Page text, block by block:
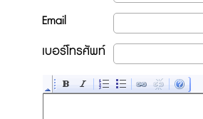
Email
เบอร์โทรศัพท์